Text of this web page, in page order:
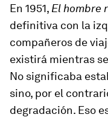
En 1951, El hombre
definitiva con la
compañeros de
existirá mientras
No significaba
sino, por el
degradación. Eso